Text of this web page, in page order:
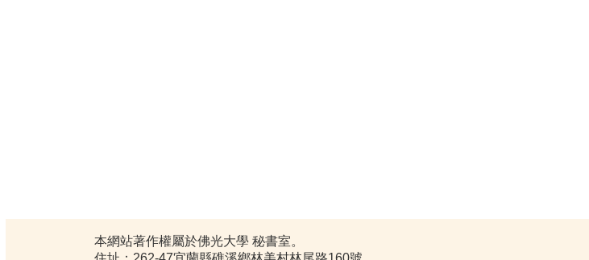
本網站著作權屬於佛光大學 秘書室。